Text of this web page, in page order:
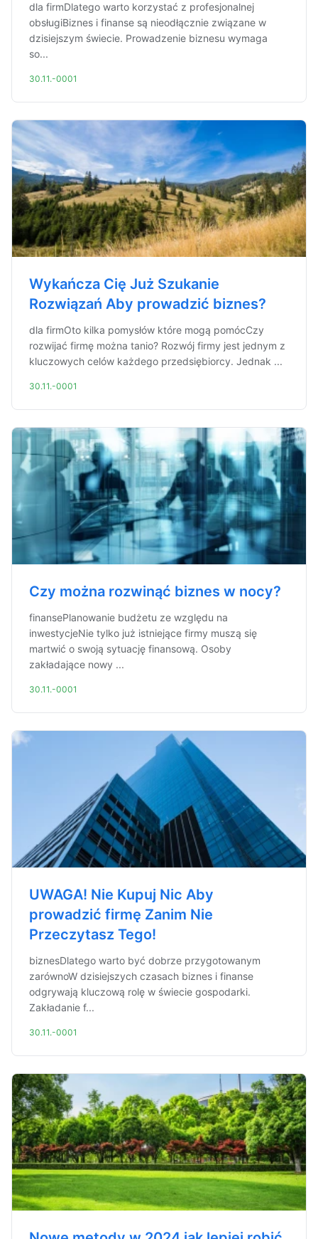
dla firmDlatego warto korzystać z profesjonalnej
obsługiBiznes i finanse są nieodłącznie związane w
dzisiejszym świecie. Prowadzenie biznesu wymaga
so...
30.11.-0001
Wykańcza Cię Już Szukanie
Rozwiązań Aby prowadzić biznes?
dla firmOto kilka pomysłów które mogą pomócCzy
rozwijać firmę można tanio? Rozwój firmy jest jednym z
kluczowych celów każdego przedsiębiorcy. Jednak ...
30.11.-0001
Czy można rozwinąć biznes w nocy?
finansePlanowanie budżetu ze względu na
inwestycjeNie tylko już istniejące firmy muszą się
martwić o swoją sytuację finansową. Osoby
zakładające nowy ...
30.11.-0001
UWAGA! Nie Kupuj Nic Aby
prowadzić firmę Zanim Nie
Przeczytasz Tego!
biznesDlatego warto być dobrze przygotowanym
zarównoW dzisiejszych czasach biznes i finanse
odgrywają kluczową rolę w świecie gospodarki.
Zakładanie f...
30.11.-0001